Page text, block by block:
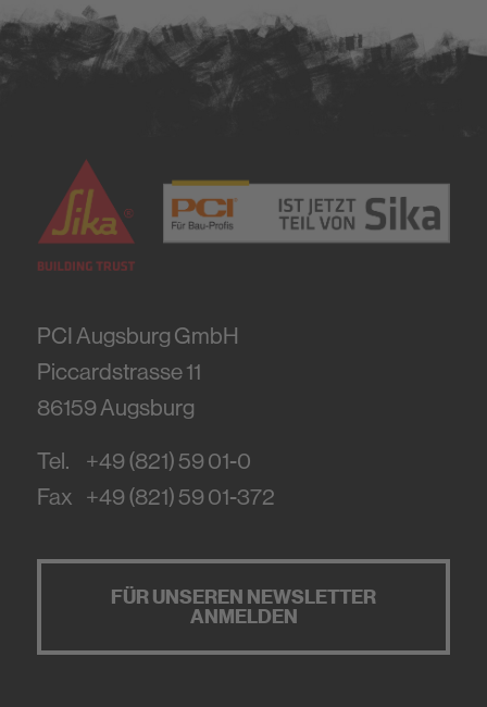
PCI Augsburg GmbH
Piccardstrasse 11
86159Augsburg
Tel.
+49 (821) 59 01-0
Fax +49 (821) 59 01-372
FÜR UNSEREN NEWSLETTER
ANMELDEN